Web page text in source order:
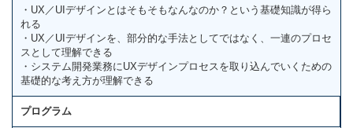
・UX／UIデザインとはそもそもなんなのか？という基礎知識が得ら
れる
・UX／UIデザインを、部分的な手法としてではなく、一連のプロセ
スとして理解できる
・システム開発業務にUXデザインプロセスを取り込んでいくための
基礎的な考え方が理解できる
プログラム